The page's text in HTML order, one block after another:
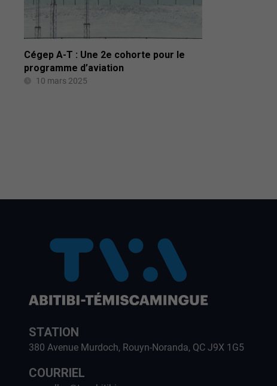
Cégep A-T : Une 2e cohorte pour le
programme d’aviation
10 mars 2025
STATION
380 Avenue Murdoch, Rouyn-Noranda, QC J9X 1G5
COURRIEL